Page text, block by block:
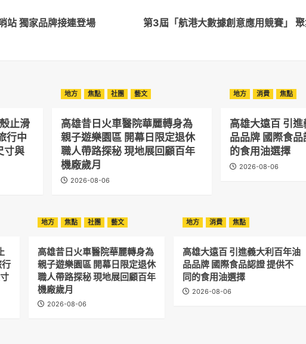
站 獨家品牌接連登場
第3屆「航港大數據創意應用競賽」
止滑
行中
寸與
地方 焦點 社團 藝文
高雄昔日火車醫院華麗轉身為
親子遊樂園區 開幕日限定退休
職人帶路探秘 現地展回顧百年
機廠歲月
2026-08-06
地方 消費 焦點
高雄大遠百 引
品品牌 國際食品
的食用油選擇
2026-08-06
地方 焦點 社團 藝文
高雄昔日火車醫院華麗轉身為
親子遊樂園區 開幕日限定退休
職人帶路探秘 現地展回顧百年
機廠歲月
2026-08-06
地方 消費 焦點
高雄大遠百 引進義大利百年油
品品牌 國際食品認證 提供不
同的食用油選擇
2026-08-06